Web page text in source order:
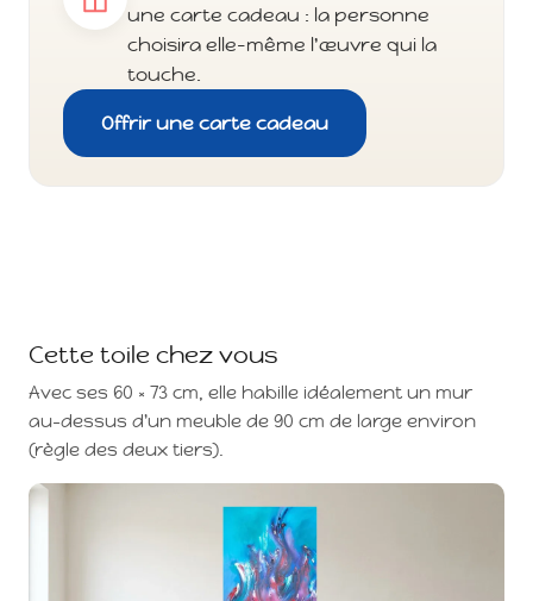
une carte cadeau : la personne
choisira elle-même l'œuvre qui la
touche.
Offrir une carte cadeau
Cette toile chez vous
Avec ses 60 × 73 cm, elle habille idéalement un mur
au-dessus d'un meuble de 90 cm de large environ
(règle des deux tiers).